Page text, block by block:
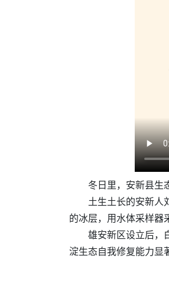
冬日里，安新县生
土生土长的安新人
的冰层，用水体采样器
雄安新区设立后，
淀生态自我修复能力显